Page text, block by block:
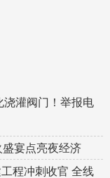
浇灌阀门！举报电
宴点亮夜经济
程冲刺收官 全线